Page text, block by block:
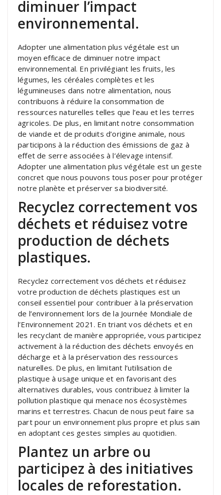
diminuer l’impact
environnemental.
Adopter une alimentation plus végétale est un
moyen efficace de diminuer notre impact
environnemental. En privilégiant les fruits, les
légumes, les céréales complètes et les
légumineuses dans notre alimentation, nous
contribuons à réduire la consommation de
ressources naturelles telles que l’eau et les terres
agricoles. De plus, en limitant notre consommation
de viande et de produits d’origine animale, nous
participons à la réduction des émissions de gaz à
effet de serre associées à l’élevage intensif.
Adopter une alimentation plus végétale est un geste
concret que nous pouvons tous poser pour protéger
notre planète et préserver sa biodiversité.
Recyclez correctement vos
déchets et réduisez votre
production de déchets
plastiques.
Recyclez correctement vos déchets et réduisez
votre production de déchets plastiques est un
conseil essentiel pour contribuer à la préservation
de l’environnement lors de la Journée Mondiale de
l’Environnement 2021. En triant vos déchets et en
les recyclant de manière appropriée, vous participez
activement à la réduction des déchets envoyés en
décharge et à la préservation des ressources
naturelles. De plus, en limitant l’utilisation de
plastique à usage unique et en favorisant des
alternatives durables, vous contribuez à limiter la
pollution plastique qui menace nos écosystèmes
marins et terrestres. Chacun de nous peut faire sa
part pour un environnement plus propre et plus sain
en adoptant ces gestes simples au quotidien.
Plantez un arbre ou
participez à des initiatives
locales de reforestation.